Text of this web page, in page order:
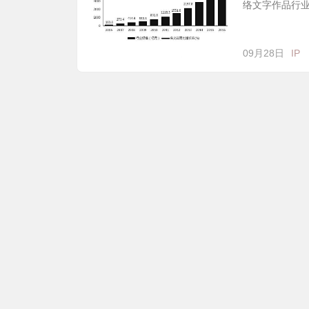
络文字作品行
09月28日 IP